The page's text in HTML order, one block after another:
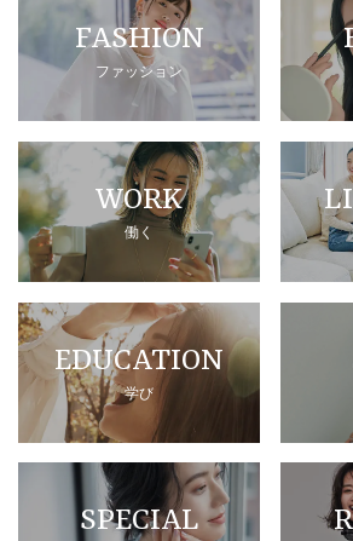
FASHION
ファッション
WORK
働く
EDUCATION
学び
SPECIAL